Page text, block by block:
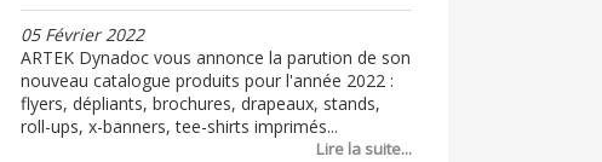
05 Février 2022
ARTEK Dynadoc vous annonce la parution de son
nouveau catalogue produits pour l'année 2022 :
flyers, dépliants, brochures, drapeaux, stands,
roll-ups, x-banners, tee-shirts imprimés...
Lire la suite...